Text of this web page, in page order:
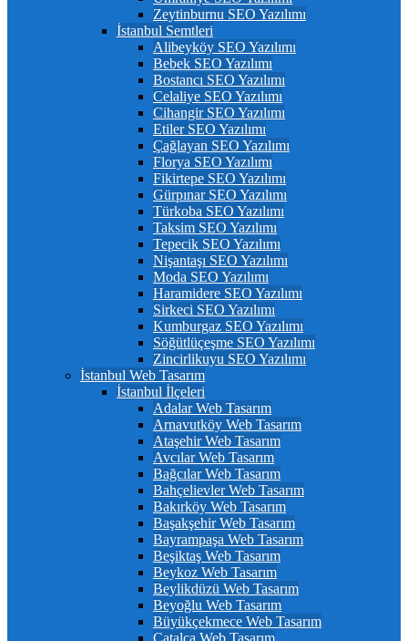
Zeytinburnu SEO Yazılımı
İstanbul Semtleri
Alibeyköy SEO Yazılımı
Bebek SEO Yazılımı
Bostancı SEO Yazılımı
Celaliye SEO Yazılımı
Cihangir SEO Yazılımı
Etiler SEO Yazılımı
Çağlayan SEO Yazılımı
Florya SEO Yazılımı
Fikirtepe SEO Yazılımı
Gürpınar SEO Yazılımı
Türkoba SEO Yazılımı
Taksim SEO Yazılımı
Tepecik SEO Yazılımı
Nişantaşı SEO Yazılımı
Moda SEO Yazılımı
Haramidere SEO Yazılımı
Sirkeci SEO Yazılımı
Kumburgaz SEO Yazılımı
Söğütlüçeşme SEO Yazılımı
Zincirlikuyu SEO Yazılımı
İstanbul Web Tasarım
İstanbul İlçeleri
Adalar Web Tasarım
Arnavutköy Web Tasarım
Ataşehir Web Tasarım
Avcılar Web Tasarım
Bağcılar Web Tasarım
Bahçelievler Web Tasarım
Bakırköy Web Tasarım
Başakşehir Web Tasarım
Bayrampaşa Web Tasarım
Beşiktaş Web Tasarım
Beykoz Web Tasarım
Beylikdüzü Web Tasarım
Beyoğlu Web Tasarım
Büyükçekmece Web Tasarım
Çatalca Web Tasarım